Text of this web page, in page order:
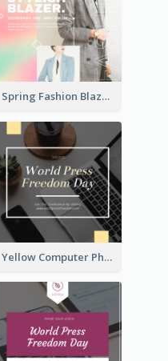
Spring Fashion Blazer Instagram Post
Yellow Computer Photo World Press Freedom Day Instagram Post